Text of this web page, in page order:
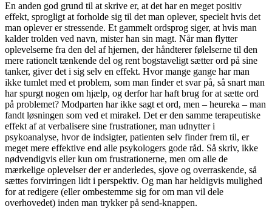
En anden god grund til at skrive er, at det har en meget positiv
effekt, sprogligt at forholde sig til det man oplever, specielt hvis det
man oplever er stressende. Et gammelt ordsprog siger, at hvis man
kalder trolden ved navn, mister han sin magt. Når man flytter
oplevelserne fra den del af hjernen, der håndterer følelserne til den
mere rationelt tænkende del og rent bogstaveligt sætter ord på sine
tanker, giver det i sig selv en effekt. Hvor mange gange har man
ikke tumlet med et problem, som man finder et svar på, så snart man
har spurgt nogen om hjælp, og derfor har haft brug for at sætte ord
på problemet? Modparten har ikke sagt et ord, men – heureka – man
fandt løsningen som ved et mirakel. Det er den samme terapeutiske
effekt af at verbalisere sine frustrationer, man udnytter i
psykoanalyse, hvor de indsigter, patienten selv finder frem til, er
meget mere effektive end alle psykologers gode råd. Så skriv, ikke
nødvendigvis eller kun om frustrationerne, men om alle de
mærkelige oplevelser der er anderledes, sjove og overraskende, så
sættes forvirringen lidt i perspektiv. Og man har heldigvis mulighed
for at redigere (eller ombestemme sig for om man vil dele
overhovedet) inden man trykker på send-knappen.